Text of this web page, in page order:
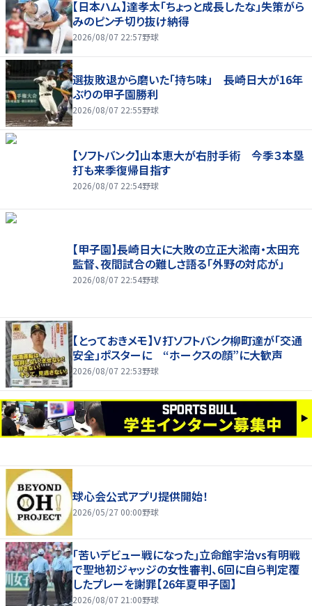
【日本ハム】達孝太「ちょっと成長したな」失策がら
みのピンチ切り抜け納得
2026/08/07 22:57野球
選抜敗退から磨いた「持ち味」 長崎日大が16年
ぶりの甲子園勝利
2026/08/07 22:55野球
【ソフトバンク】山本恵大が右肘手術 今季３本塁
打も来季復帰目指す
2026/08/07 22:54野球
【甲子園】長崎日大に大敗の立正大淞南・太田充
監督、夜間試合の難しさ語る「外野の対応が」
2026/08/07 22:54野球
【とっておきメモ】Ｖ打ソフトバンク柳町達が「交通
安全」ポスターに “ホークスの顔”に大歓声
2026/08/07 22:53野球
球心会公式アプリ提供開始！
2026/05/27 00:00野球
｢苦いデビュー戦になった｣立命館宇治vs有明戦
で聖地初ジャッジの女性審判、6回に自ら判定覆
したプレーを謝罪【26年夏甲子園】
2026/08/07 21:00野球